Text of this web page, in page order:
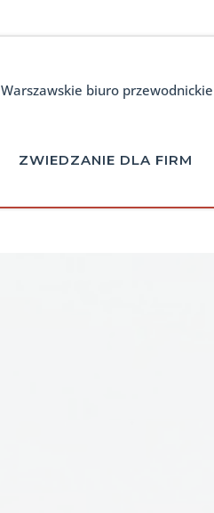
Warszawskie biuro przewodnickie
ZWIEDZANIE DLA FIRM